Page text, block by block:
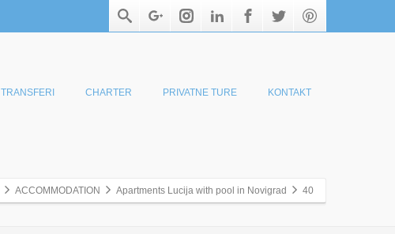
TRANSFERI CHARTER PRIVATNE TURE KONTAKT
ACCOMMODATION Apartments Lucija with pool in Novigrad 40